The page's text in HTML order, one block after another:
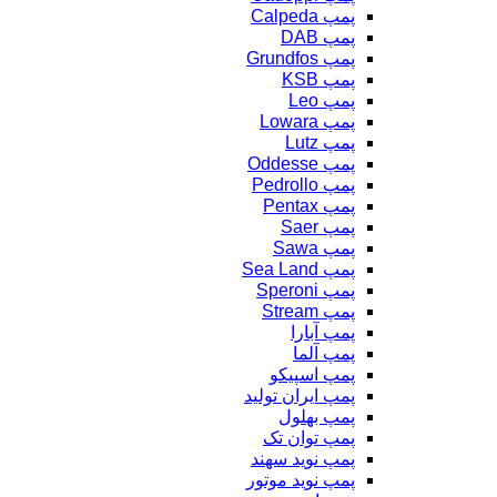
پمپ Calpeda
پمپ DAB
پمپ Grundfos
پمپ KSB
پمپ Leo
پمپ Lowara
پمپ Lutz
پمپ Oddesse
پمپ Pedrollo
پمپ Pentax
پمپ Saer
پمپ Sawa
پمپ Sea Land
پمپ Speroni
پمپ Stream
پمپ آبارا
پمپ آلما
پمپ اسپیکو
پمپ ایران تولید
پمپ بهلول
پمپ توان تک
پمپ نوید سهند
پمپ نوید موتور